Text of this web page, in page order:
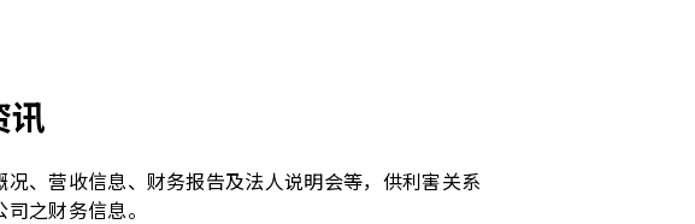
讯
况、营收信息、财务报告及法人说明会等，供利害关系
司之财务信息。